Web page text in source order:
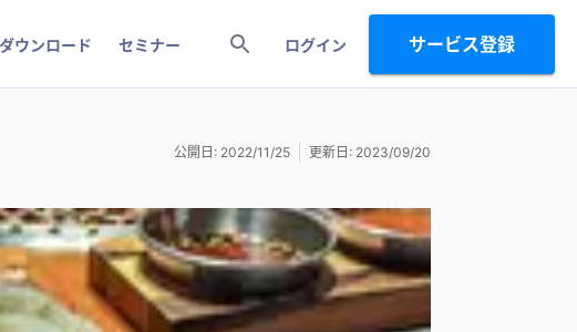
ウンロード セミナー ログイン サービス登録
公開日: 2022/11/25 更新日: 2023/09/20